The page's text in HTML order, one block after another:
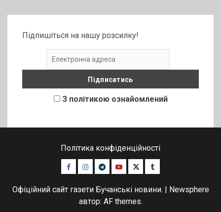
Підпишіться на нашу розсилку!
З політикою ознайомлений
Політика конфіденційності
Facebook
Instagram
TelegramYoutubeTwitterTumblr
Офіційний сайт газети Бучанські новини.
Newsphere
автор: AF themes.